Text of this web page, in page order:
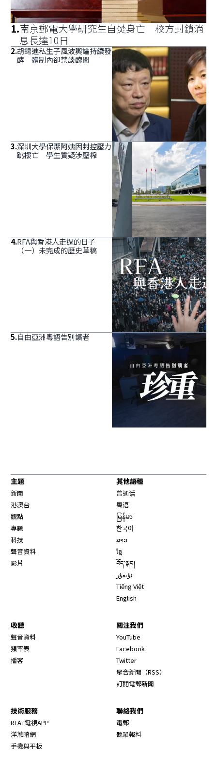
1.南京郵電大學研究生自焚身亡 校方封鎖消
息長達10日
2.胡錫進私生子風波輿論持續發
酵 體制內卻禁談醜聞
3.深圳大學保潔阿姨因封控壓力
跳樓亡 學生質疑涉壓榨
4.RFA與香港人走過的日子
（一）未完成的歷史草稿
5.自由亞洲粵語告別讀者
主題
新聞
港澳台
觀點
專題
科技
聲音資料
影片
其他語種
普通话
粤语
မြန်မာ
한국어
ລາວ
ខ្មែ
བོད་སྐད།
ئۇيغۇر
Tiếng Việt
English
收聽
聲音資料
頻率表
播客
關注我們
YouTube
Facebook
Twitter
聚合新聞（RSS）
訂閱電郵新聞
技術服務
RFA+電視APP
洋蔥暗網
手機與平板
聯絡我們
電郵
聽眾報料